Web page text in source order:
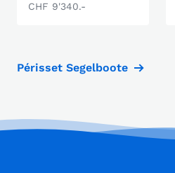
CHF 9'340.-
Périsset Segelboote